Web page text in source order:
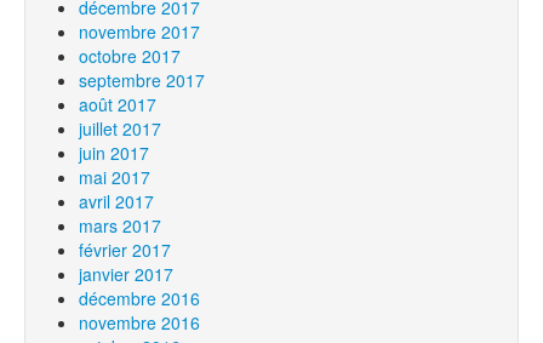
décembre 2017
novembre 2017
octobre 2017
septembre 2017
août 2017
juillet 2017
juin 2017
mai 2017
avril 2017
mars 2017
février 2017
janvier 2017
décembre 2016
novembre 2016